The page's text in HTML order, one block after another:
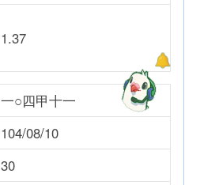
1.37
一○四甲十一
104/08/10
30